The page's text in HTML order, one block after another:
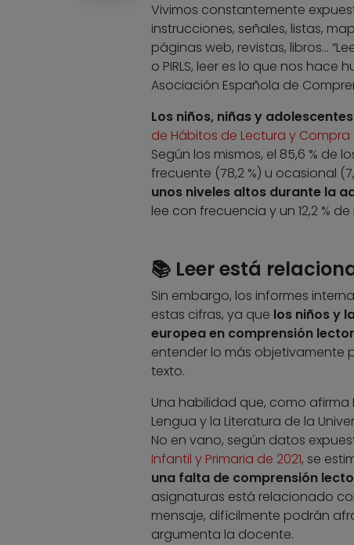
Vivimos constantemente
instrucciones, señales, listas,
páginas web, revistas, libros…
o PIRLS, leer es lo que nos hace
Asociación Española de
Los niños, niñas y
de Hábitos de Lectura y Compra
Según los mismos, el 85,6 % de
frecuente (78,2 %) u ocasional
unos niveles altos durante la
lee con frecuencia y un 12,2 %
📚 Leer está
Sin embargo, los informes
estas cifras, ya que los niños y
europea en comprensión
entender lo más objetivamente
texto.
Una habilidad que, como
Lengua y la Literatura de la
No en vano, según datos
Infantil y Primaria de 2021, se
una falta de comprensión
asignaturas está relacionado
mensaje, difícilmente podrán
argumenta la docente.